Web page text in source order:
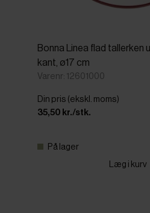
Bonna Linea flad tallerken
kant, ø17 cm
Varenr: 12601000
Din pris (ekskl. moms)
35,50 kr./stk.
På lager
Læg i kurv